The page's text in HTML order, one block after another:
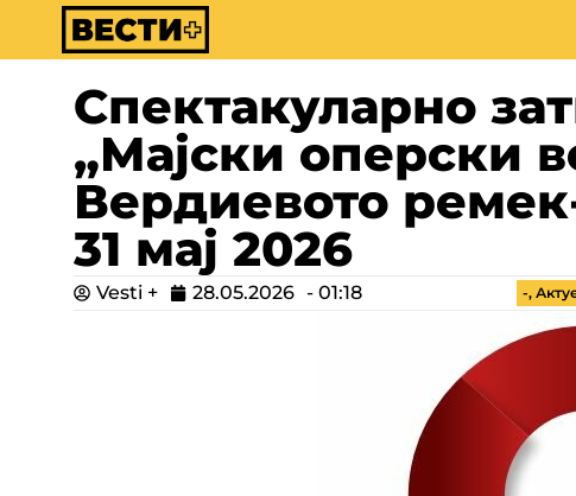
Спектакуларно
„Мајски оперски
Вердиевото
31 мај 2026
Vesti + 28.05.2026 - 01:18 -,